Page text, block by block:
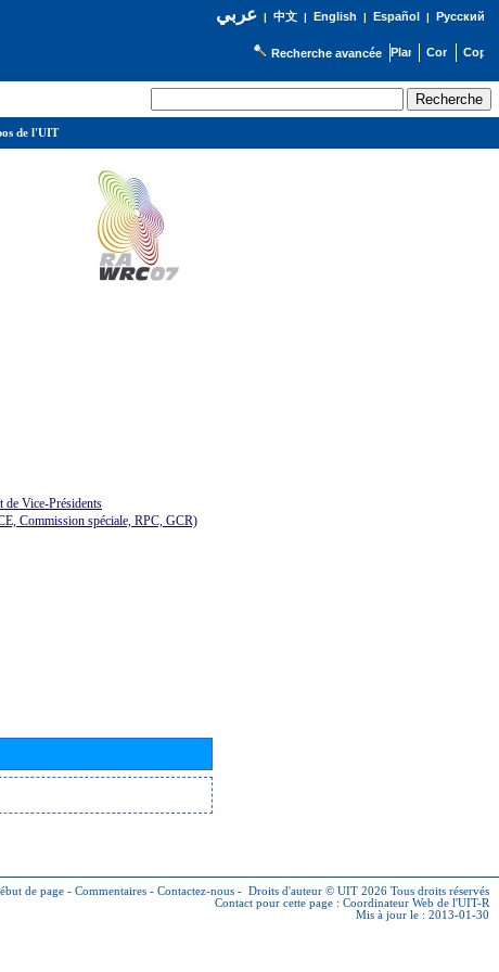
عربي| 中文| English | Español | Русский
Recherche avancée
de Vice-Présidents
Commission spéciale, RPC, GCR)
de page - Commentaires - Contactez-nous - Droits d'auteur © UIT 2026 Tous droits réservés
Contact pour cette page : Coordinateur Web de l'UIT-R
Mis à jour le : 2013-01-30
de l'UIT